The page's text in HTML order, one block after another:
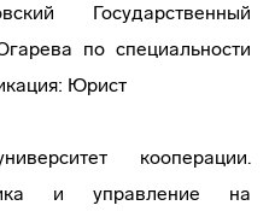
Государственный
по специальности
Юрист
кооперации.
и управление на